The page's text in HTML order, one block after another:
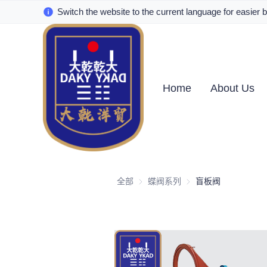
Switch the website to the current language for easier
Home About Us
全部 蝶阀系列 蝶阀系列
盲板阀